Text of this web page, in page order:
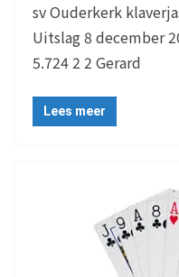
sv Ouderkerk
Uitslag 8 december
5.724 2 2 Gerard
Lees meer